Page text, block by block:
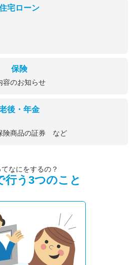
宅ローン
保険
容のお知らせ
後・年金
険商品の証券 など
なにをするの？
行う3つのこと